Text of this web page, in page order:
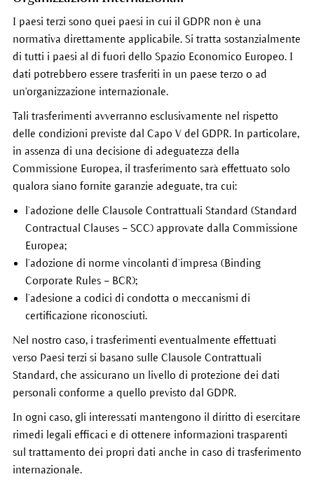
I paesi terzi sono quei paesi in cui il GDPR non è una
normativa direttamente applicabile. Si tratta sostanzialmente
di tutti i paesi al di fuori dello Spazio Economico Europeo. I
dati potrebbero essere trasferiti in un paese terzo o ad
un'organizzazione internazionale.
Tali trasferimenti avverranno esclusivamente nel rispetto
delle condizioni previste dal Capo V del GDPR. In particolare,
in assenza di una decisione di adeguatezza della
Commissione Europea, il trasferimento sarà effettuato solo
qualora siano fornite garanzie adeguate, tra cui:
l’adozione delle Clausole Contrattuali Standard (Standard
Contractual Clauses – SCC) approvate dalla Commissione
Europea;
l’adozione di norme vincolanti d’impresa (Binding
Corporate Rules – BCR);
l’adesione a codici di condotta o meccanismi di
certificazione riconosciuti.
Nel nostro caso, i trasferimenti eventualmente effettuati
verso Paesi terzi si basano sulle Clausole Contrattuali
Standard, che assicurano un livello di protezione dei dati
personali conforme a quello previsto dal GDPR.
In ogni caso, gli interessati mantengono il diritto di esercitare
rimedi legali efficaci e di ottenere informazioni trasparenti
sul trattamento dei propri dati anche in caso di trasferimento
internazionale.